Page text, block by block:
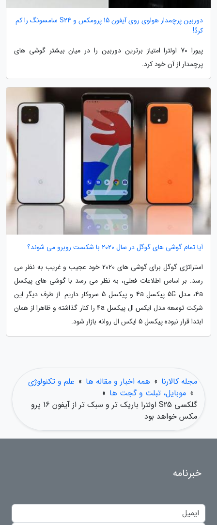
دوربین پرچمدار هواوی روی آیفون 15 پرومکس و S24 سامسونگ را کم
کردً!
پیورا 70 اولترا امتیاز برترین دوربین را در میان بیشتر گوشی های
پرچمدار از آن خود کرد.
آیا تمام گوشی های گوگل در سال 2020 با شکست روبرو می شوند؟
استراتژی گوگل برای گوشی های 2020 خود عجیب و غریب به نظر می
رسد. بر اساس اطلاعات فعلی، به نظر می رسد با گوشی های پیکسل
4a، مدل 5G پیکسل 4a و پیکسل 5 سروکار داریم. از طرف دیگر این
شرکت توسعه مدل ایکس ال پیکسل 4a را کنار گذاشته و ظاهرا از همان
ابتدا قرار نبوده پیکسل 5 ایکس ال روانه بازار شود.
مجله کالارنا » همه اخبار و مقاله ها » علم و تکنولوژی
» موبایل، تبلت و گجت ها »
گلکسی S25 اولترا باریک تر و سبک تر از آیفون 16 پرو
مکس خواهد بود
خبرنامه